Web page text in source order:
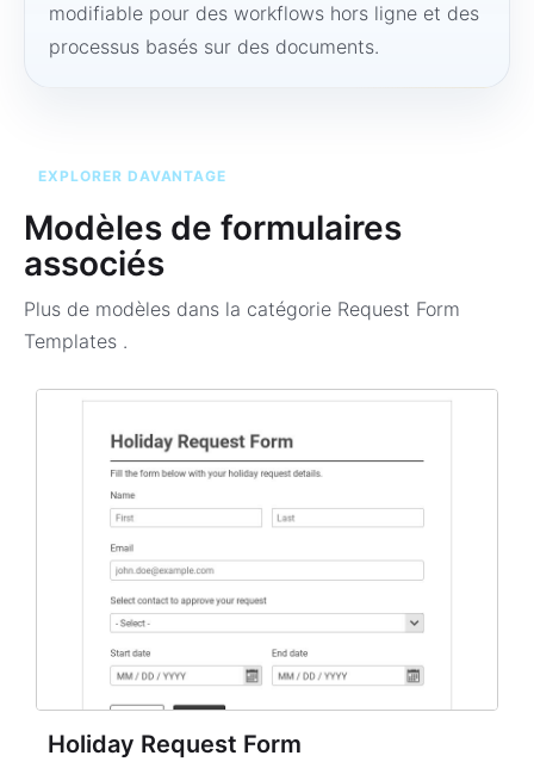
modifiable pour des workflows hors ligne et des
processus basés sur des documents.
EXPLORER DAVANTAGE
Modèles de formulaires
associés
Plus de modèles dans la catégorie Request Form
Templates .
Holiday Request Form